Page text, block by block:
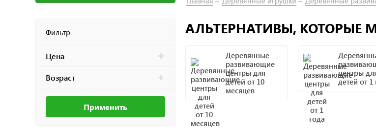
Фильтр
Цена
Возраст
Применить
АЛЬТЕРНАТИВЫ, КОТОРЫЕ
Деревянные
развивающие
центры для
детей от 10
месяцев
центры
детей от 1